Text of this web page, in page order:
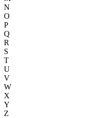
N
O
P
Q
R
S
T
U
V
W
X
Y
Z